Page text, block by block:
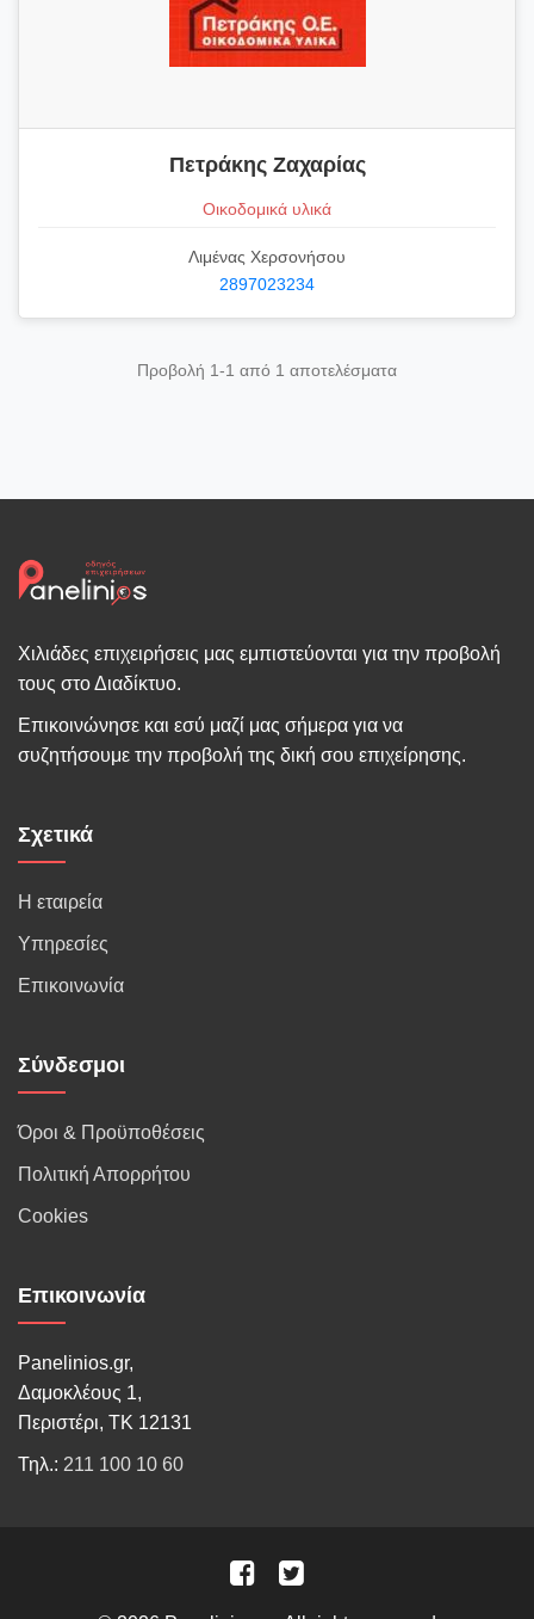
Πετράκης Ζαχαρίας
Οικοδομικά υλικά
Λιμένας Χερσονήσου
2897023234
Προβολή 1-1 από 1 αποτελέσματα
Χιλιάδες επιχειρήσεις μας εμπιστεύονται για την προβολή
τους στο Διαδίκτυο.
Επικοινώνησε και εσύ μαζί μας σήμερα για να
συζητήσουμε την προβολή της δική σου επιχείρησης.
Σχετικά
Η εταιρεία
Υπηρεσίες
Επικοινωνία
Σύνδεσμοι
Όροι & Προϋποθέσεις
Πολιτική Απορρήτου
Cookies
Επικοινωνία
Panelinios.gr,
Δαμοκλέους 1,
Περιστέρι, ΤΚ 12131
Τηλ.: 211 100 10 60